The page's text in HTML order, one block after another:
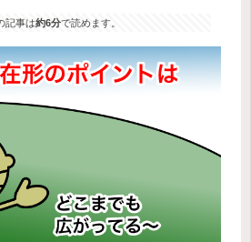
記事は約6分で読めます。